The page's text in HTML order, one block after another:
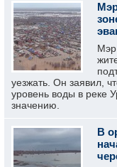
Мэр
уезжать. Он заявил,
уровень воды в реке
значению.
В